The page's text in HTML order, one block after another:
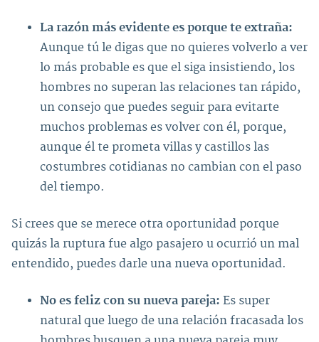
La razón más evidente es porque te extraña:
Aunque tú le digas que no quieres volverlo a ver
lo más probable es que el siga insistiendo, los
hombres no superan las relaciones tan rápido,
un consejo que puedes seguir para evitarte
muchos problemas es volver con él, porque,
aunque él te prometa villas y castillos las
costumbres cotidianas no cambian con el paso
del tiempo.
Si crees que se merece otra oportunidad porque
quizás la ruptura fue algo pasajero u ocurrió un mal
entendido, puedes darle una nueva oportunidad.
No es feliz con su nueva pareja: Es super
natural que luego de una relación fracasada los